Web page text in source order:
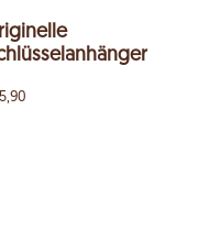
5,90